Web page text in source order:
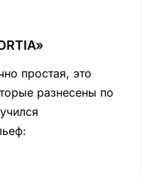
простая, это
разнесены по